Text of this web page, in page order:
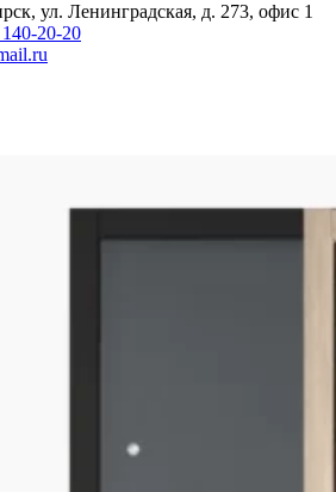
ул. Ленинградская, д. 273, офис 1
20-20